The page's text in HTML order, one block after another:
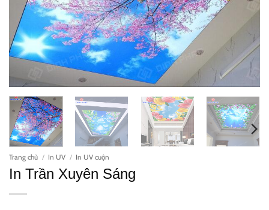
Trang chủ / In UV / In UV cuộn
In Trần Xuyên Sáng